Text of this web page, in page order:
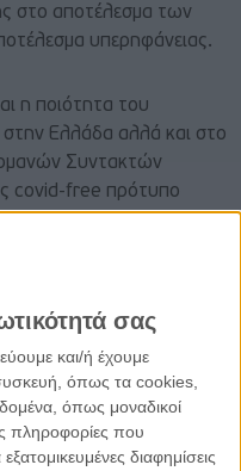
σας
και/ή έχουμε
όπως τα cookies,
όπως μοναδικοί
πληροφορίες που
διαφημίσεις
στο αποτέλεσμα των
υπερηφάνειας.
η ποιότητα του
στην Ελλάδα αλλά και στο
Συντακτών
covid-free πρότυπο
από την περσινή και θα
μερίδιο σε σχέση με
το αυξημένο
στην Ελλάδα που
αν επιμείνουμε σε
και υπεύθυνη στάση